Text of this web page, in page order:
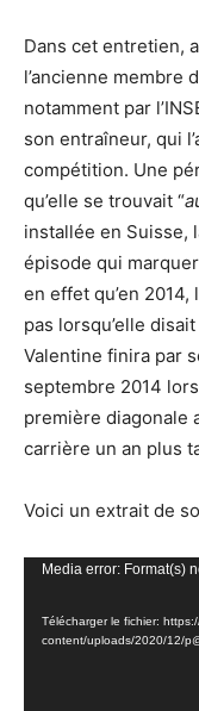
Dans cet entretien,
l’ancienne membre
notamment par
son entraîneur, qui
compétition. Une
qu’elle se trouvait “
installée en Suisse,
épisode qui
en effet qu’en
pas lorsqu’elle
Valentine finira par
septembre 2014
première diagonale
carrière un an plus
Voici un extrait de
Lecteur
Media error: Format(s)
Télécharger le fichier:
content/uploads/2020/12/